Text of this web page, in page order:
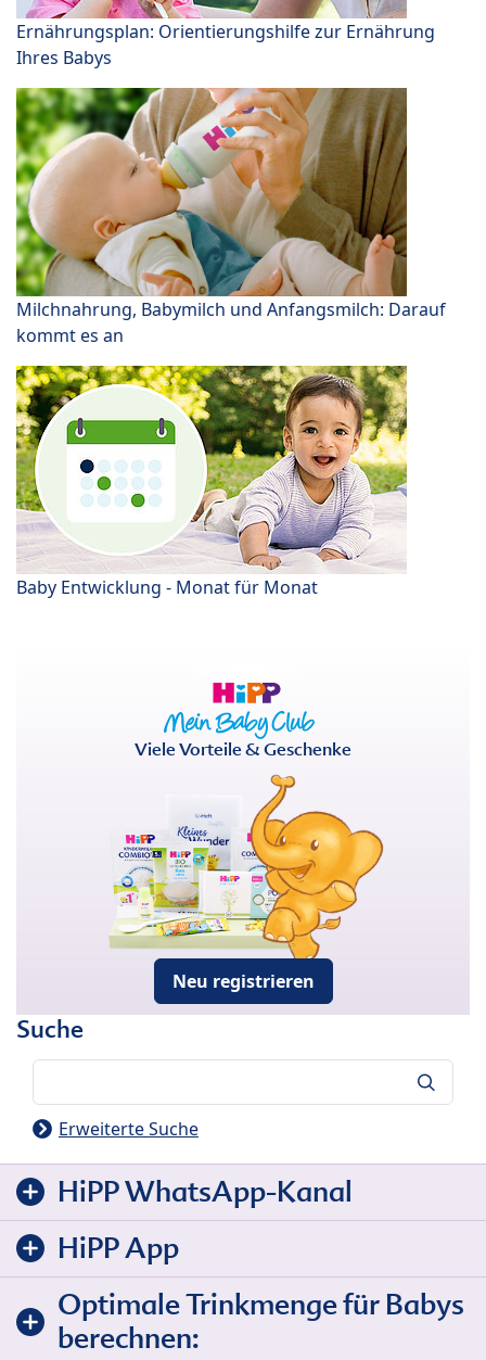
Ernährungsplan: Orientierungshilfe zur Ernährung
Ihres Babys
Milchnahrung, Babymilch und Anfangsmilch: Darauf
kommt es an
Baby Entwicklung - Monat für Monat
Viele Vorteile & Geschenke
Neu registrieren
Suche
Erweiterte Suche
HiPP WhatsApp-Kanal
HiPP App
Optimale Trinkmenge für Babys
berechnen: